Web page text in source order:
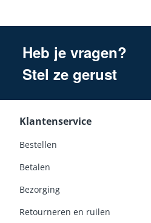
Heb je vragen?
Stel ze gerust
Klantenservice
Bestellen
Betalen
Bezorging
Retourneren en ruilen